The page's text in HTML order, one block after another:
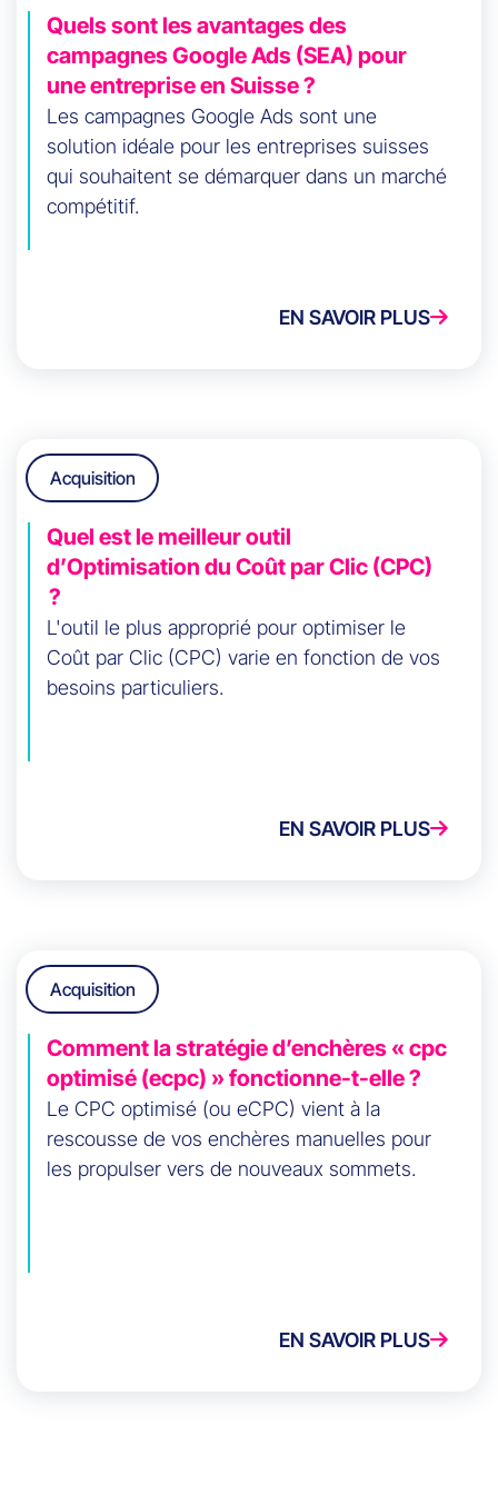
Quels sont les avantages des
campagnes Google Ads (SEA) pour
une entreprise en Suisse ?
Les campagnes Google Ads sont une
solution idéale pour les entreprises suisses
qui souhaitent se démarquer dans un marché
compétitif.
EN SAVOIR PLUS
Acquisition
Quel est le meilleur outil
d’Optimisation du Coût par Clic (CPC)
?
L'outil le plus approprié pour optimiser le
Coût par Clic (CPC) varie en fonction de vos
besoins particuliers.
EN SAVOIR PLUS
Acquisition
Comment la stratégie d’enchères « cpc
optimisé (ecpc) » fonctionne-t-elle ?
Le CPC optimisé (ou eCPC) vient à la
rescousse de vos enchères manuelles pour
les propulser vers de nouveaux sommets.
EN SAVOIR PLUS